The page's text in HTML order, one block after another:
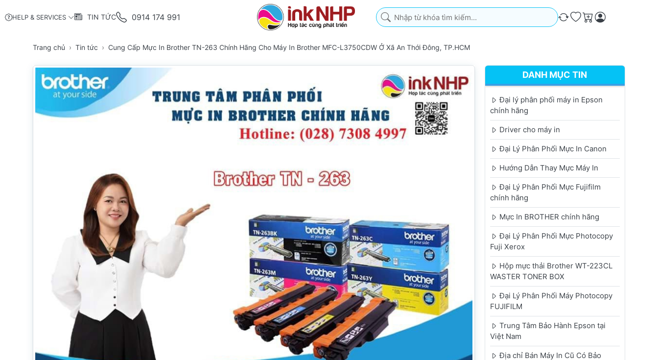
HELP & SERVICES TIN TỨC 0914 174 991
Nhập từ khóa tìm kiếm. Kết quả sẽ tự động xuất hiện khi bạn nhập. Nhấn phím
So sánh
Ưa thích
Giỏ hàng
Trang chủ Tin tức Cung Cấp Mực In Brother TN-263 Chính Hãng Cho Máy In Brother MFC-L3750CDW Ở Xã An Thới Đông, TP.HCM
DANH MỤC TIN
Đại lý phân phối máy in Epson
chính hãng
Driver cho máy in
Đại Lý Phân Phối Mực In Canon
Hướng Dẫn Thay Mực Máy In
Đại Lý Phân Phối Mực Fujifilm
chính hãng
Mực In BROTHER chính hãng
Đại Lý Phân Phối Mực Photocopy
Fuji Xerox
Hộp mực thải Brother WT-223CL
WASTER TONER BOX
Đại Lý Phân Phối Máy Photocopy
FUJIFILM
Trung Tâm Bảo Hành Epson tại
Việt Nam
Địa chỉ Bán Máy In Cũ Có Bảo